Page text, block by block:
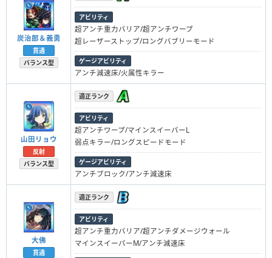
炭治郎＆義勇
貫通
バランス型
アビリティ
超アンチ重力バリア/超アンチワープ
超レーザーストップ/ロングバブリーモード
ゲージアビリティ
アンチ減速床/火属性キラー
山田リョウ
反射
バランス型
適正ランク
アビリティ
超アンチワープ/マインスイーパーL
弱点キラー/ロングスピードモード
ゲージアビリティ
アンチブロック/アンチ減速床
大佛
貫通
適正ランク
アビリティ
超アンチ重力バリア/超アンチダメージウォール
マインスイーパーM/アンチ減速床